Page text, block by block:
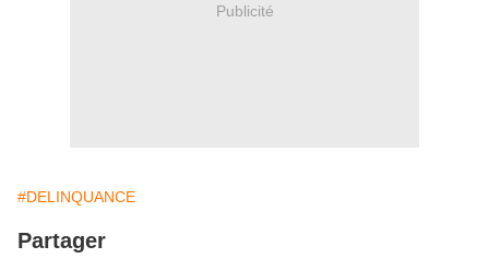
Publicité
#DELINQUANCE
Partager